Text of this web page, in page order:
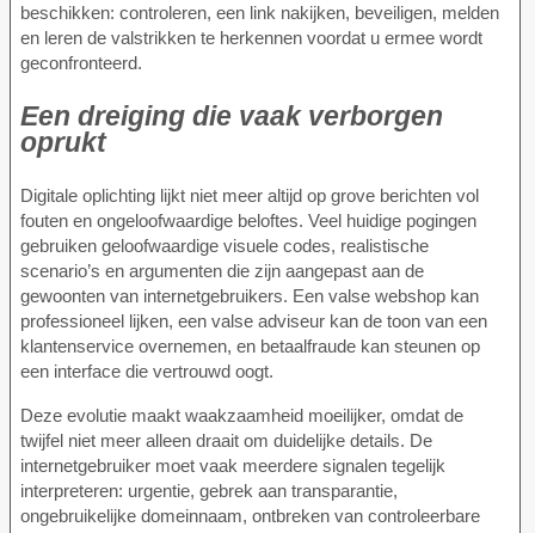
beschikken: controleren, een link nakijken, beveiligen, melden
en leren de valstrikken te herkennen voordat u ermee wordt
geconfronteerd.
Een dreiging die vaak verborgen
oprukt
Digitale oplichting lijkt niet meer altijd op grove berichten vol
fouten en ongeloofwaardige beloftes. Veel huidige pogingen
gebruiken geloofwaardige visuele codes, realistische
scenario’s en argumenten die zijn aangepast aan de
gewoonten van internetgebruikers. Een valse webshop kan
professioneel lijken, een valse adviseur kan de toon van een
klantenservice overnemen, en betaalfraude kan steunen op
een interface die vertrouwd oogt.
Deze evolutie maakt waakzaamheid moeilijker, omdat de
twijfel niet meer alleen draait om duidelijke details. De
internetgebruiker moet vaak meerdere signalen tegelijk
interpreteren: urgentie, gebrek aan transparantie,
ongebruikelijke domeinnaam, ontbreken van controleerbare